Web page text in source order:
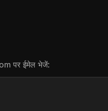
पर ईमेल भेजें: